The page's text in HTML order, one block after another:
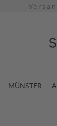
MÜNSTER